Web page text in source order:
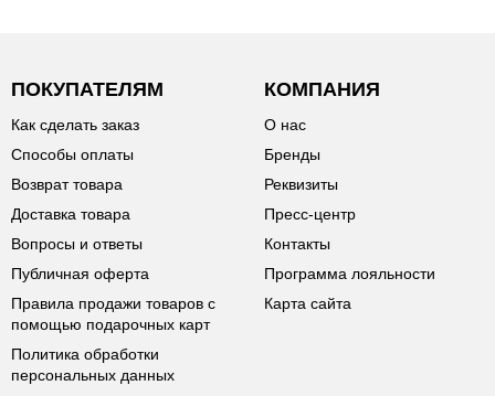
ПОКУПАТЕЛЯМ
Как сделать заказ
Способы оплаты
Возврат товара
Доставка товара
Вопросы и ответы
Публичная оферта
Правила продажи товаров с
помощью подарочных карт
Политика обработки
персональных данных
КОМПАНИЯ
О нас
Бренды
Реквизиты
Пресс-центр
Контакты
Программа лояльности
Карта сайта